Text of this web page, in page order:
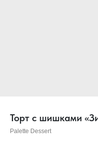
Торт с шишками
Palette Dessert